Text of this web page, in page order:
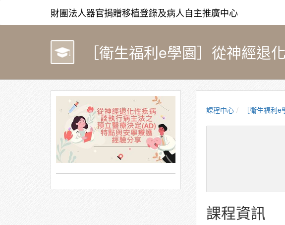
財團法人器官捐贈移植登錄及病人自主推廣中心
課程中心 ［衛生福利e學園］從神經退化性疾病談
課程資訊